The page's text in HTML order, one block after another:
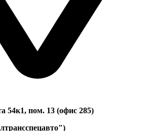
54к1, пом. 13 (офис 285)